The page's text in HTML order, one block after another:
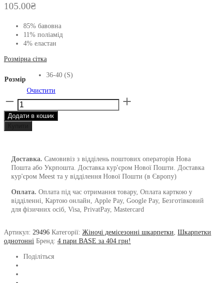
105.00₴
85% бавовна
11% поліамід
4% еластан
Розмірна сітка
Розмір
36-40 (S)
Очистити
Шкарпетки
BASE
у
кількість
Додати в кошик
Доставка. Самовивіз з відділень поштових операторів Нова
Пошта або Укрпошта. Доставка кур'єром Нової Пошти. Доставка
кур'єром Meest та у відділення Нової Пошти (в Європу)
Оплата. Оплата під час отримання товару, Оплата карткою у
відділенні, Картою онлайн, Apple Pay, Google Pay, Безготівковий
для фізичних осіб, Visa, PrivatPay, Mastercard
Артикул: 29496 Категорії: Жіночі демісезонні шкарпетки, Шкарпетки
однотонні Бренд: 4 пари BASE за 404 грн!
Поділіться